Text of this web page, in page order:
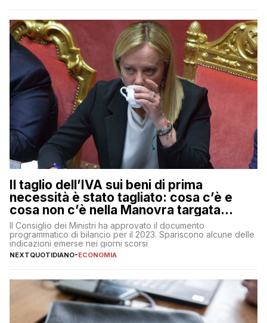
Il taglio dell’IVA sui beni di prima
necessità è stato tagliato: cosa c’è e
cosa non c’è nella Manovra targata
Meloni
Il Consiglio dei Ministri ha approvato il documento
programmatico di bilancio per il 2023. Spariscono alcune delle
indicazioni emerse nei giorni scorsi
NEXTQUOTIDIANO-ECONOMIA